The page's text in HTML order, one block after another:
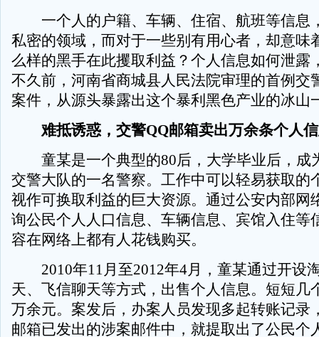
一个人的户籍、车辆、住宿、航班等信息
私密的领域，而对于一些别有用心者，却意味
么样的黑手在此攫取利益？个人信息如何泄露
不久前，河南省商城县人民法院审理的首例交
案件，从源头暴露出这个暴利黑色产业的冰山
难抵诱惑，交警QQ邮箱卖出万余条个人
童某是一个典型的80后，大学毕业后，成
交警大队的一名警察。工作中可以轻易获取的
视作可换取利益的巨大资源。通过公安内部网
询公民个人人口信息、车辆信息、宾馆入住等
容在网络上都有人花钱购买。
2010年11月至2012年4月，童某通过开设
天、飞信聊天等方式，出售个人信息。短短几
万余元。案发后，办案人员发现多起转账记录
邮箱已发出的涉案邮件中，就提取出了公民个